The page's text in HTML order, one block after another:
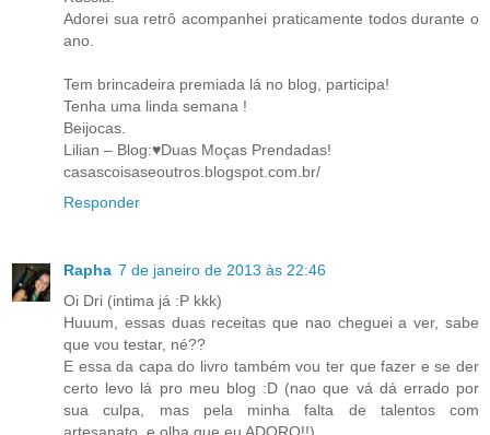
Adorei sua retrô acompanhei praticamente todos durante o
ano.
Tem brincadeira premiada lá no blog, participa!
Tenha uma linda semana !
Beijocas.
Lilian – Blog:♥Duas Moças Prendadas!
casascoisaseoutros.blogspot.com.br/
Responder
Rapha 7 de janeiro de 2013 às 22:46
Oi Dri (intima já :P kkk)
Huuum, essas duas receitas que nao cheguei a ver, sabe
que vou testar, né??
E essa da capa do livro também vou ter que fazer e se der
certo levo lá pro meu blog :D (nao que vá dá errado por
sua culpa, mas pela minha falta de talentos com